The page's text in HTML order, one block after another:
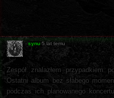
synu 5 lat temu
Zespół znalazłem przypadkiem
Ostatni album bez słabego
podczas ich planowanego